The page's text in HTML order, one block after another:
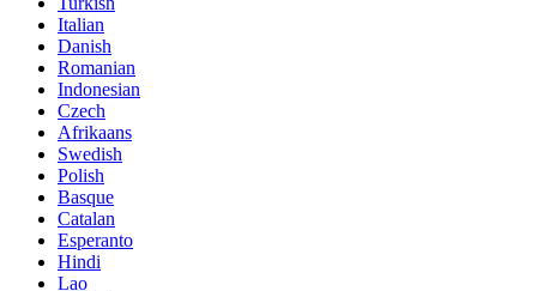
Italian
Danish
Romanian
Indonesian
Czech
Afrikaans
Swedish
Polish
Basque
Catalan
Esperanto
Hindi
Lao